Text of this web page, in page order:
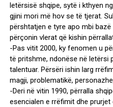
letërsisë shqipe, sytë i kthyen
gjini mori më hov se të tjerat.
përshtatjen e tyre apo mbi
përçonin vlerat që kishin
-Pas vitit 2000, ky fenomen u
të pritshme, ndonëse në letërsi
talentuar. Përsëri ishin larg
magji, problematikë,
-Deri në vitin 1990, përralla
esencialen e rrëfimit dhe